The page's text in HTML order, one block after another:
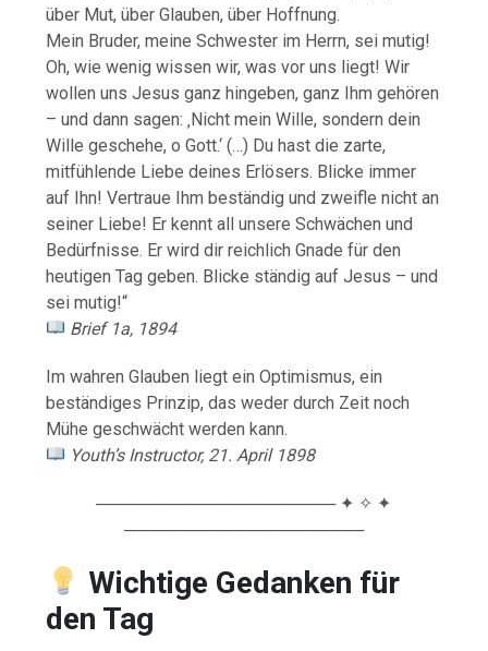
über Mut, über Glauben, über Hoffnung.
Mein Bruder, meine Schwester im Herrn, sei mutig!
Oh, wie wenig wissen wir, was vor uns liegt! Wir
wollen uns Jesus ganz hingeben, ganz Ihm gehören
– und dann sagen: ‚Nicht mein Wille, sondern dein
Wille geschehe, o Gott.‘ (…) Du hast die zarte,
mitfühlende Liebe deines Erlösers. Blicke immer
auf Ihn! Vertraue Ihm beständig und zweifle nicht an
seiner Liebe! Er kennt all unsere Schwächen und
Bedürfnisse. Er wird dir reichlich Gnade für den
heutigen Tag geben. Blicke ständig auf Jesus – und
sei mutig!“
Brief 1a, 1894
Im wahren Glauben liegt ein Optimismus, ein
beständiges Prinzip, das weder durch Zeit noch
Mühe geschwächt werden kann.
Youth’s Instructor, 21. April 1898
──────────────────── ✦ ✧ ✦
────────────────────
Wichtige Gedanken für
den Tag